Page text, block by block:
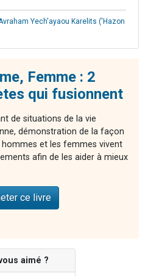
Yech'ayaou Karelits ('Hazon
Femme : 2
qui fusionnent
de situations de la vie
démonstration de la façon
et les femmes vivent
afin de les aider à mieux
ce livre
aimé ?